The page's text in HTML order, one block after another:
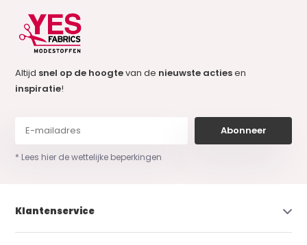
Altijd snel op de hoogtevan de nieuwste actiesen
inspiratie!
Abonneer
* Lees hier de wettelijke beperkingen
Klantenservice